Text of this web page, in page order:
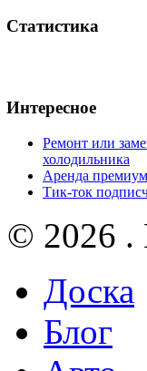
Статистика
Интересное
Ремонт или
холодильника
Аренда
Тик-ток
© 2026 .
Доска
Блог